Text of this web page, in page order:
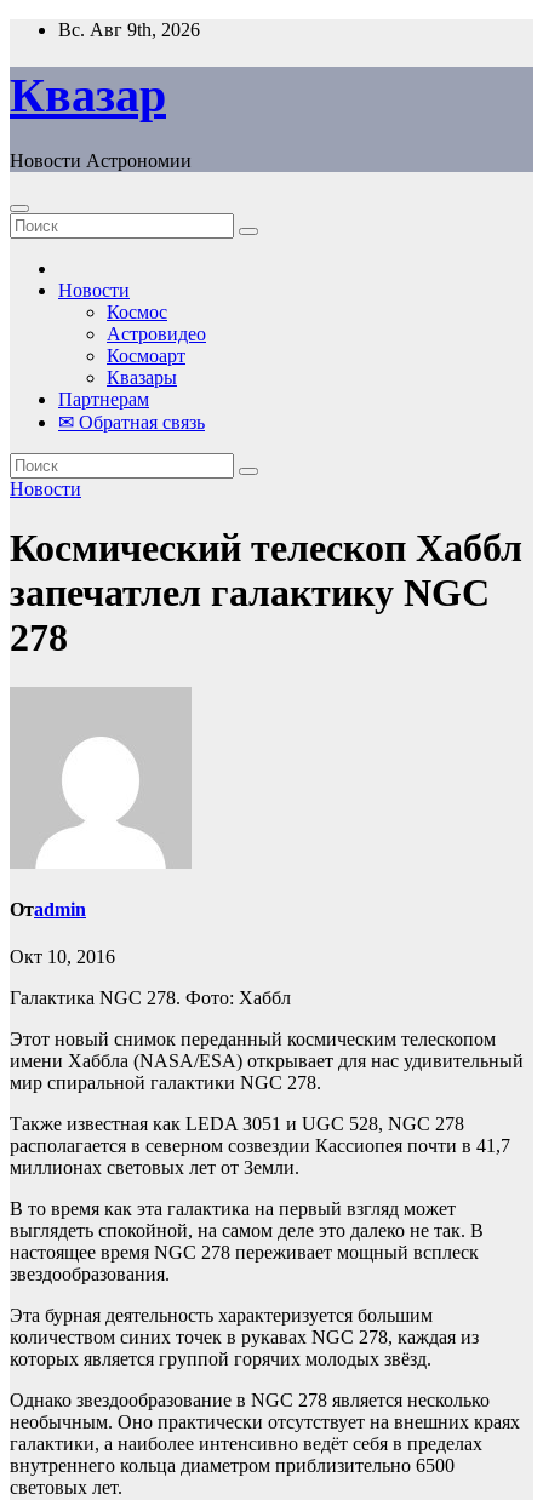
Перейти
содержанию
Вс. Авг 9th, 2026
Квазар
Новости Астрономии
Новости
Космос
Астровидео
Космоарт
Квазары
Партнерам
✉ Обратная связь
Новости
Космический телескоп Хаббл
запечатлел галактику NGC
278
Отadmin
Окт 10, 2016
Галактика NGC 278. Фото: Хаббл
Этот новый снимок переданный космическим телескопом
имени Хаббла (NASA/ESA) открывает для нас удивительный
мир спиральной галактики NGC 278.
Также известная как LEDA 3051 и UGC 528, NGC 278
располагается в северном созвездии Кассиопея почти в 41,7
миллионах световых лет от Земли.
В то время как эта галактика на первый взгляд может
выглядеть спокойной, на самом деле это далеко не так. В
настоящее время NGC 278 переживает мощный всплеск
звездообразования.
Эта бурная деятельность характеризуется большим
количеством синих точек в рукавах NGC 278, каждая из
которых является группой горячих молодых звёзд.
Однако звездообразование в NGC 278 является несколько
необычным. Оно практически отсутствует на внешних краях
галактики, а наиболее интенсивно ведёт себя в пределах
внутреннего кольца диаметром приблизительно 6500
световых лет.